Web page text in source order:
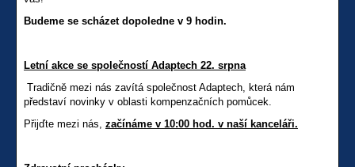
Budeme se scházet dopoledne v 9 hodin.
Letní akce se společností Adaptech 22. srpna
Tradičně mezi nás zavítá společnost Adaptech, která nám
představí novinky v oblasti kompenzačních pomůcek.
Přijďte mezi nás, začínáme v 10:00 hod. v naší kanceláři.